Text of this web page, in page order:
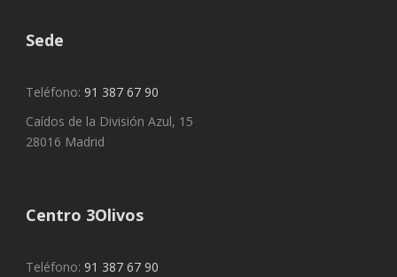
Sede
Teléfono: 91 387 67 90
Caídos de la División Azul, 15
28016 Madrid
Centro 3Olivos
Teléfono: 91 387 67 90